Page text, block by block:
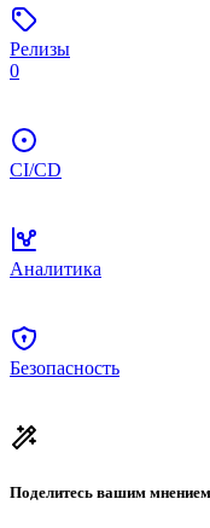
Релизы
0
CI/CD
Аналитика
Безопасность
Поделитесь вашим мнением